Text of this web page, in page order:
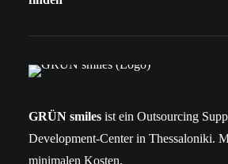
GRÜN smiles ist ein Outsourcing
Development-Center in Thessaloniki.
minimalen Kosten.